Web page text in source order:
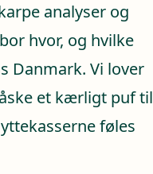
analyser og
hvor, og hvilke
Danmark. Vi lover
et kærligt puf til
føles